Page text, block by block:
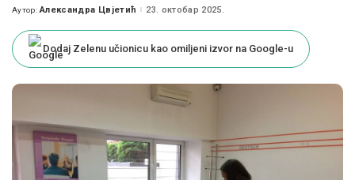
Posted
Аутор: Александра Цвјетић 23. октобар 2025.
Dodaj Zelenu učionicu kao omiljeni izvor na Google-u